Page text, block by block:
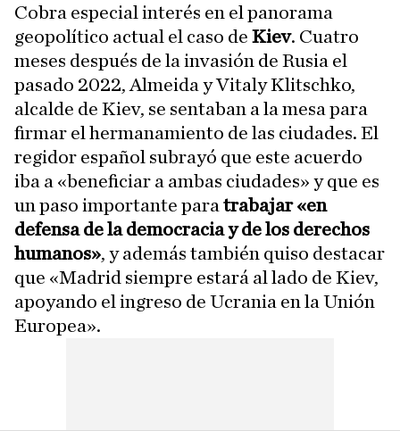
Cobra especial interés en el panorama
geopolítico actual el caso de Kiev. Cuatro
meses después de la invasión de Rusia el
pasado 2022, Almeida y Vitaly Klitschko,
alcalde de Kiev, se sentaban a la mesa para
firmar el hermanamiento de las ciudades. El
regidor español subrayó que este acuerdo
iba a «beneficiar a ambas ciudades» y que es
un paso importante para trabajar «en
defensa de la democracia y de los derechos
humanos», y además también quiso destacar
que «Madrid siempre estará al lado de Kiev,
apoyando el ingreso de Ucrania en la Unión
Europea».